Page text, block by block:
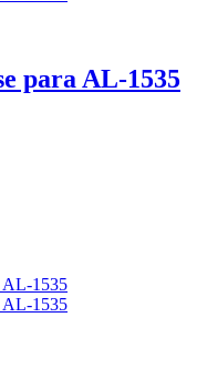
para AL-1535